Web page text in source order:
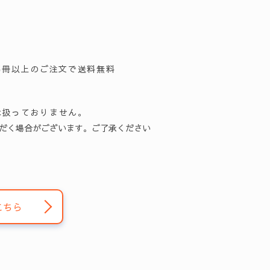
以上のご注文で送料無料
っておりません。
く場合がございます。ご了承ください
ら